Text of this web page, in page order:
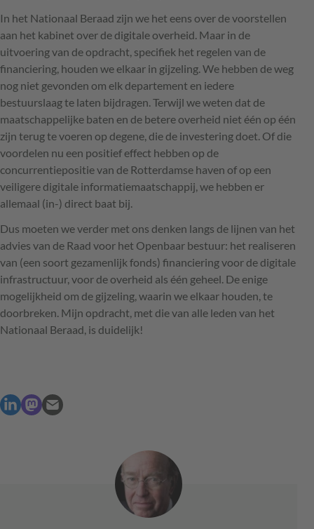
In het Nationaal Beraad zijn we het eens over de voorstellen
aan het kabinet over de digitale overheid. Maar in de
uitvoering van de opdracht, specifiek het regelen van de
financiering, houden we elkaar in gijzeling. We hebben de weg
nog niet gevonden om elk departement en iedere
bestuurslaag te laten bijdragen. Terwijl we weten dat de
maatschappelijke baten en de betere overheid niet één op één
zijn terug te voeren op degene, die de investering doet. Of die
voordelen nu een positief effect hebben op de
concurrentiepositie van de Rotterdamse haven of op een
veiligere digitale informatiemaatschappij, we hebben er
allemaal (in-) direct baat bij.
Dus moeten we verder met ons denken langs de lijnen van het
advies van de Raad voor het Openbaar bestuur: het realiseren
van (een soort gezamenlijk fonds) financiering voor de digitale
infrastructuur, voor de overheid als één geheel. De enige
mogelijkheid om de gijzeling, waarin we elkaar houden, te
doorbreken. Mijn opdracht, met die van alle leden van het
Nationaal Beraad, is duidelijk!